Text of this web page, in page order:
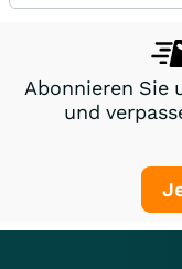
Abonnieren Sie
und